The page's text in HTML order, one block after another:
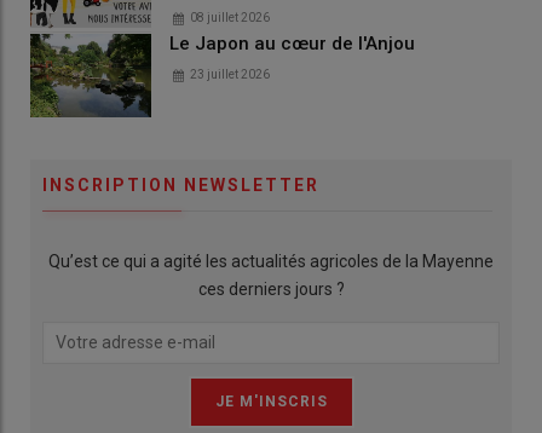
08 juillet 2026
Le Japon au cœur de l'Anjou
23 juillet 2026
INSCRIPTION NEWSLETTER
Qu’est ce qui a agité les actualités agricoles de la Mayenne
ces derniers jours ?